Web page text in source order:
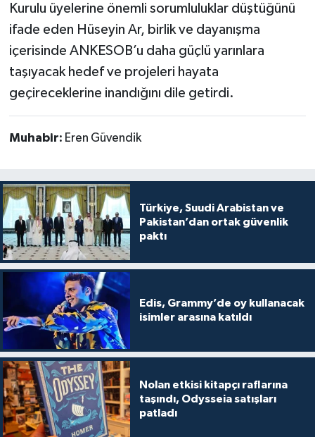
Kurulu üyelerine önemli sorumluluklar düştüğünü
ifade eden Hüseyin Ar, birlik ve dayanışma
içerisinde ANKESOB’u daha güçlü yarınlara
taşıyacak hedef ve projeleri hayata
geçireceklerine inandığını dile getirdi.
Muhabir: Eren Güvendik
Türkiye, Suudi Arabistan ve
Pakistan’dan ortak güvenlik
paktı
Edis, Grammy’de oy kullanacak
isimler arasına katıldı
Nolan etkisi kitapçı raflarına
taşındı, Odysseia satışları
patladı